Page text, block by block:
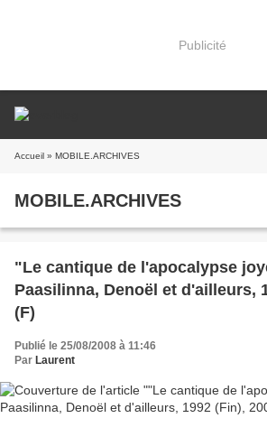
Publicité
Accueil » MOBILE.ARCHIVES
MOBILE.ARCHIVES
"Le cantique de l'apocalypse
Paasilinna, Denoël et d'ailleurs,
(F)
Publié le 25/08/2008 à 11:46
Par Laurent